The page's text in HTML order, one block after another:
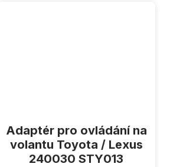
Adaptér pro ovládání na
volantu Toyota / Lexus
240030 STY013